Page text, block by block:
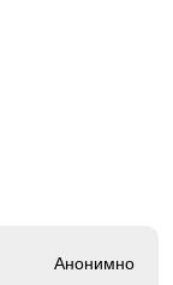
Анонимно